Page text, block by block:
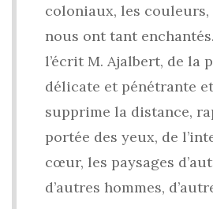
coloniaux, les
nous ont tant
l’écrit M. Ajalbert, de la
délicate et pénétrante
supprime la distance,
portée des yeux, de
cœur, les paysages
d’autres hommes,